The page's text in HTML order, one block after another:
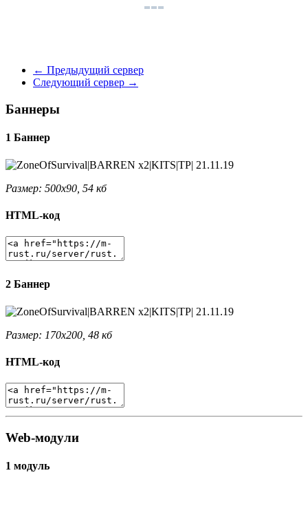
← Предыдущий сервер
Следующий сервер →
Баннеры
1 Баннер
Размер: 500x90, 54 кб
HTML-код
2 Баннер
Размер: 170x200, 48 кб
HTML-код
Web-модули
1 модуль